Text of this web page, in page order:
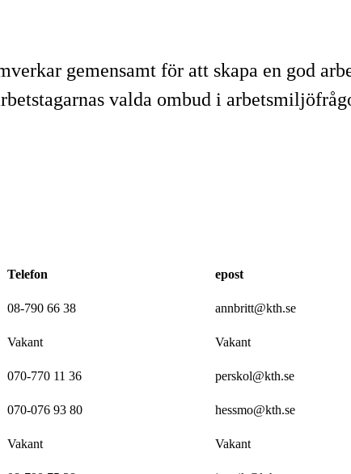
gemensamt för att skapa en god
valda ombud i
Telefon epost
08-790 66 38 annbritt@kth.se
Vakant Vakant
070-770 11 36 perskol@kth.se
070-076 93 80 hessmo@kth.se
Vakant Vakant